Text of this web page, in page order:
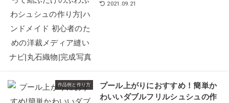
2021.09.21
作品例と作り方
プール上がりにおすすめ！簡単か
わいいダブルフリルシュシュの作